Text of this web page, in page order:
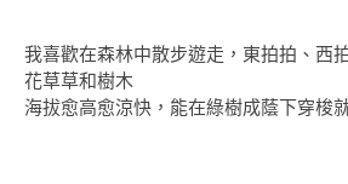
我喜歡在森林中散步遊走，東拍拍、西
花草草和樹木
海拔愈高愈涼快，能在綠樹成蔭下穿梭